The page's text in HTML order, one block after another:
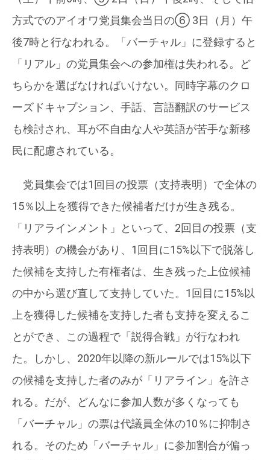
方式でのアイオワ党員集会当日の⑥ 3日（月）午
後7時と行なわれる。「バーチャル」に登録すると
「リアル」の党員集会への参加権は失われる。ど
ちらかを選ばなければいけない。同時字幕のクロ
ーズドキャプション、手話、言語翻訳のサービス
も検討され、耳が不自由な人や英語が苦手な新移
民に配慮されている。
党員集会では1回目の投票（支持表明）で全体の
15％以上を獲得できた候補者だけが生き残る。
「リアラインメント」といって、2回目の投票（支
持表明）の機会があり、1回目に15%以下で脱落し
た候補を支持した有権者は、生き残った上位候補
の中から選び直して支持していた。1回目に15%以
上を獲得した候補を支持した者も支持を変えるこ
とができ、この過程で「説得合戦」が行なわれ
た。しかし、2020年以降の新ルールでは15%以下
の候補を支持した者のみが「リアライン」を許さ
れる。だが、どんなに参加人数が多くなっても
「バーチャル」の票は代議員全体の10％に抑制さ
れる。そのため「バーチャル」に参加割合が偏っ